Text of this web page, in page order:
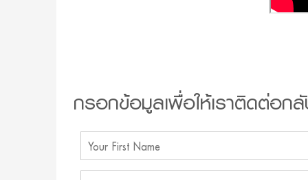
กรอกข้อมูลเพื่อให้เราติดต่อก